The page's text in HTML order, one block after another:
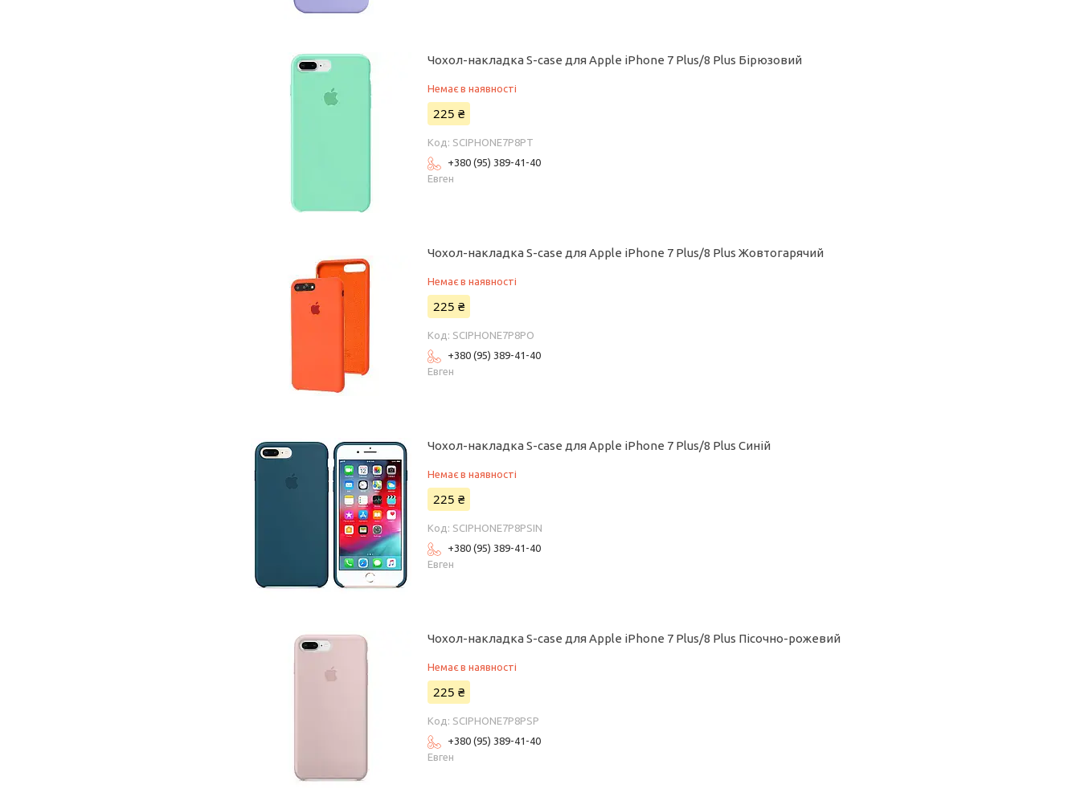
Чохол-накладка S-case для Apple iPhone 7 Plus/8 Plus Бірюзовий
Немає в наявності
225 ₴
SCIPHONE7P8PT
+380 (95) 389-41-40
Евген
Чохол-накладка S-case для Apple iPhone 7 Plus/8 Plus Жовтогарячий
Немає в наявності
225 ₴
SCIPHONE7P8PO
+380 (95) 389-41-40
Евген
Чохол-накладка S-case для Apple iPhone 7 Plus/8 Plus Синій
Немає в наявності
225 ₴
SCIPHONE7P8PSIN
+380 (95) 389-41-40
Евген
Чохол-накладка S-case для Apple iPhone 7 Plus/8 Plus Пісочно-рожевий
Немає в наявності
225 ₴
SCIPHONE7P8PSP
+380 (95) 389-41-40
Евген